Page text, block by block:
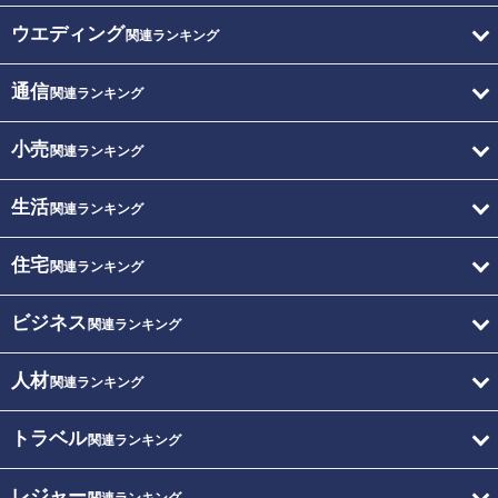
ウエディング関連ランキング
通信関連ランキング
小売関連ランキング
生活関連ランキング
住宅関連ランキング
ビジネス 関連ランキング
人材関連ランキング
トラベル関連ランキング